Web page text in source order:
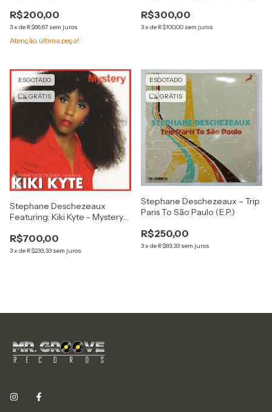
R$200,00
3x de R$66,67 sem juros
Atenção, última peça!
R$300,00
3x de R$100,00 sem juros
ESGOTADO
GRÁTIS
Stephane Deschezeaux
Featuring: Kiki Kyte - Mystery
R$700,00
3x de R$233,33 sem juros
ESGOTADO
GRÁTIS
Stephane Deschezeaux – Trip
Paris To São Paulo (E.P.)
R$250,00
3x de R$83,33 sem juros